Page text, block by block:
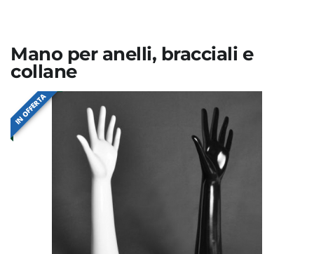
Mano per anelli, bracciali e
collane
IN OFFERTA